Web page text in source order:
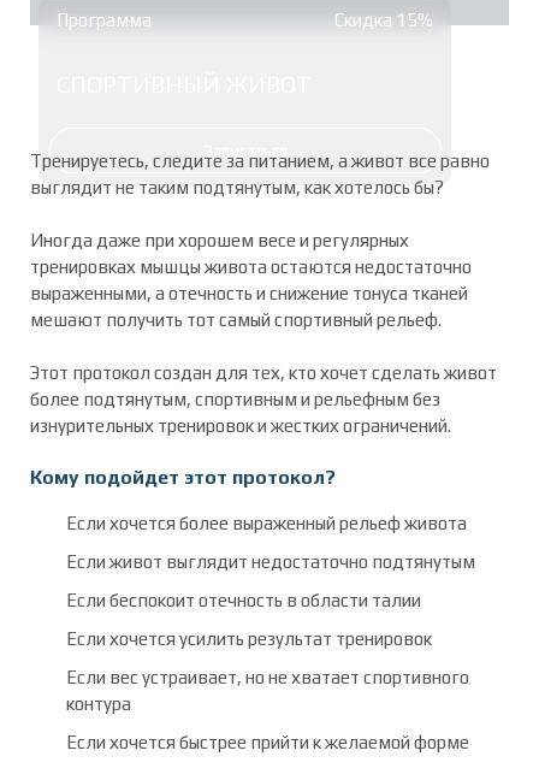
Скидка 15%
Программа
Тренируетесь, следите за питанием, а живот все равно
выглядит не таким подтянутым, как хотелось бы?
Иногда даже при хорошем весе и регулярных
тренировках мышцы живота остаются недостаточно
выраженными, а отечность и снижение тонуса тканей
мешают получить тот самый спортивный рельеф.
Этот протокол создан для тех, кто хочет сделать живот
более подтянутым, спортивным и рельефным без
изнурительных тренировок и жестких ограничений.
Кому подойдет этот протокол?
Если хочется более выраженный рельеф живота
Если живот выглядит недостаточно подтянутым
Если беспокоит отечность в области талии
Если хочется усилить результат тренировок
Если вес устраивает, но не хватает спортивного
контура
Если хочется быстрее прийти к желаемой форме